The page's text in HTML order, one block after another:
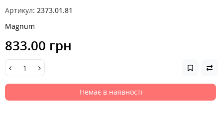
Артикул: 2373.01.81
Magnum
833.00 грн
Немає в наявності